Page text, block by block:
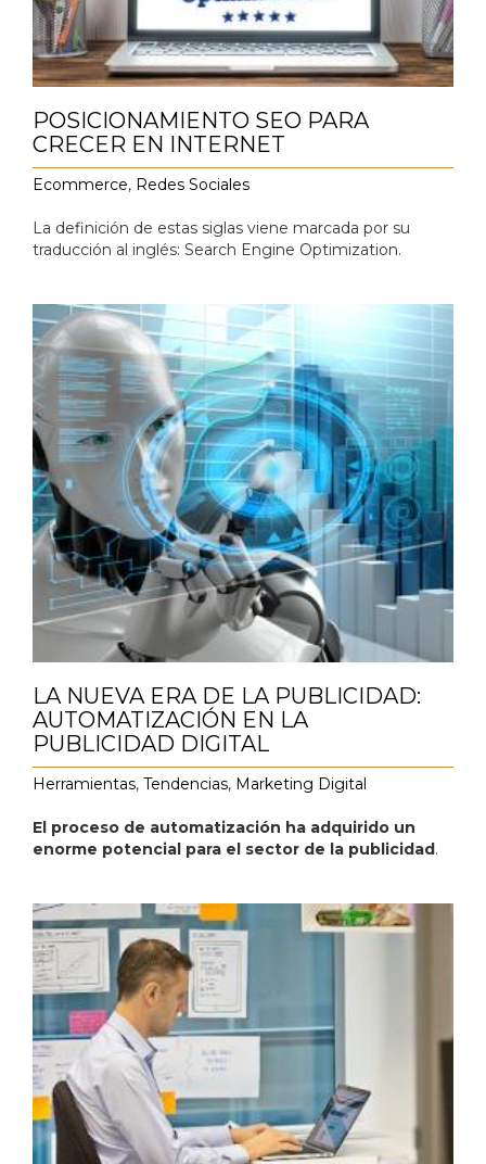
POSICIONAMIENTO SEO PARA
CRECER EN INTERNET
Ecommerce, Redes Sociales
La definición de estas siglas viene marcada por su
traducción al inglés: Search Engine Optimization.
LA NUEVA ERA DE LA PUBLICIDAD:
AUTOMATIZACIÓN EN LA
PUBLICIDAD DIGITAL
Herramientas, Tendencias, Marketing Digital
El proceso de automatización ha adquirido un
enorme potencial para el sector de la publicidad.